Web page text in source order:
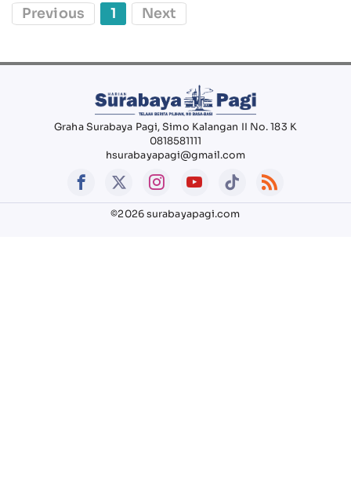
Previous 1 Next
Graha Surabaya Pagi, Simo Kalangan II No. 183 K
0818581111
hsurabayapagi@gmail.com
©2026 surabayapagi.com